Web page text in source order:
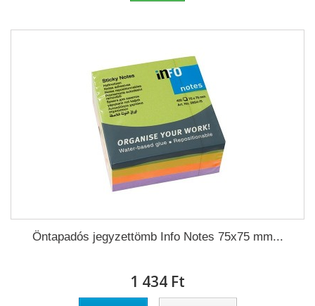
Öntapadós jegyzettömb Info Notes 75x75 mm...
1 434 Ft‎